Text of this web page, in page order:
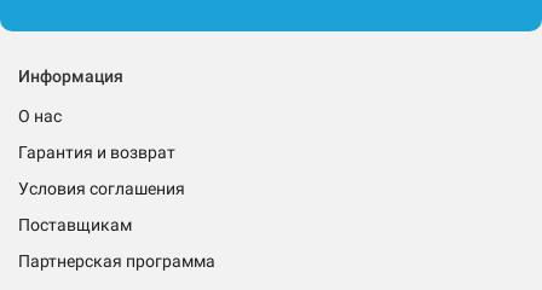
Информация
О нас
Гарантия и возврат
Условия соглашения
Поставщикам
Партнерская программа